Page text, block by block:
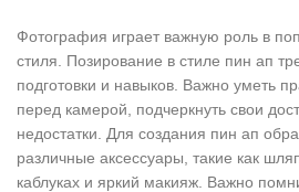
Фотография играет важную роль в
стиля. Позирование в стиле пин ап
подготовки и навыков. Важно уметь
перед камерой, подчеркнуть свои
недостатки. Для создания пин ап
различные аксессуары, такие как
каблуках и яркий макияж. Важно